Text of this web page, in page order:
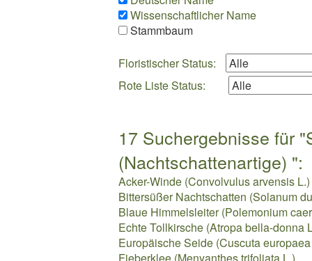
Wissenschaftlicher Name
Stammbaum
Floristischer Status:
Rote Liste Status:
17 Suchergebnisse für
(Nachtschattenartige) ":
Acker-Winde (Convolvulus arvensis L.)
Bittersüßer Nachtschatten (Solanum
Blaue Himmelsleiter (Polemonium
Echte Tollkirsche (Atropa bella-donna
Europäische Seide (Cuscuta